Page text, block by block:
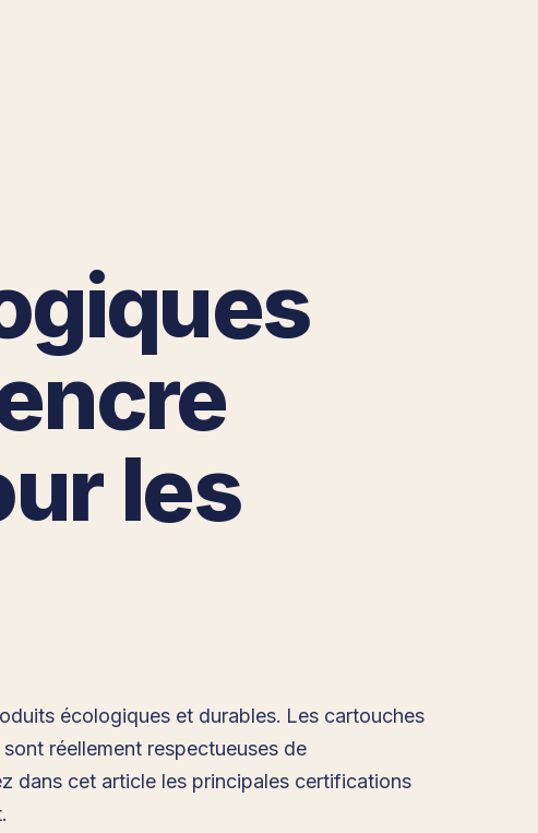
les
écologiques et durables. Les cartouches
réellement respectueuses de
dans cet article les principales certifications